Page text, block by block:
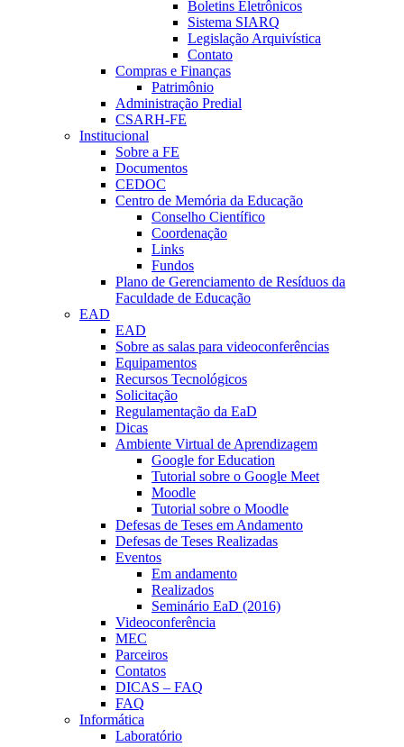
Boletins Eletrônicos
Sistema SIARQ
Legislação Arquivística
Contato
Compras e Finanças
Patrimônio
Administração Predial
CSARH-FE
Institucional
Sobre a FE
Documentos
CEDOC
Centro de Memória da Educação
Conselho Científico
Coordenação
Links
Fundos
Plano de Gerenciamento de Resíduos da
Faculdade de Educação
EAD
EAD
Sobre as salas para videoconferências
Equipamentos
Recursos Tecnológicos
Solicitação
Regulamentação da EaD
Dicas
Ambiente Virtual de Aprendizagem
Google for Education
Tutorial sobre o Google Meet
Moodle
Tutorial sobre o Moodle
Defesas de Teses em Andamento
Defesas de Teses Realizadas
Eventos
Em andamento
Realizados
Seminário EaD (2016)
Videoconferência
MEC
Parceiros
Contatos
DICAS – FAQ
FAQ
Informática
Laboratório